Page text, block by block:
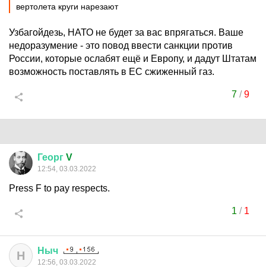
вертолета круги нарезают
Узбагойдезь, НАТО не будет за вас впрягаться. Ваше
недоразумение - это повод ввести санкции против
России, которые ослабят ещё и Европу, и дадут Штатам
возможность поставлять в ЕС сжиженный газ.
7/9
Георг V
12:54, 03.03.2022
Press F to pay respects.
1 / 1
Н Ныч
12:56, 03.03.2022